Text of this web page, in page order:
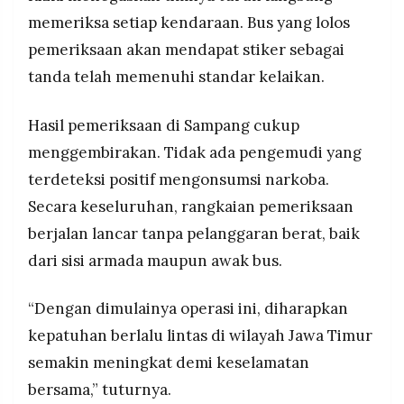
memeriksa setiap kendaraan. Bus yang lolos
pemeriksaan akan mendapat stiker sebagai
tanda telah memenuhi standar kelaikan.
Hasil pemeriksaan di Sampang cukup
menggembirakan. Tidak ada pengemudi yang
terdeteksi positif mengonsumsi narkoba.
Secara keseluruhan, rangkaian pemeriksaan
berjalan lancar tanpa pelanggaran berat, baik
dari sisi armada maupun awak bus.
“Dengan dimulainya operasi ini, diharapkan
kepatuhan berlalu lintas di wilayah Jawa Timur
semakin meningkat demi keselamatan
bersama,” tuturnya.